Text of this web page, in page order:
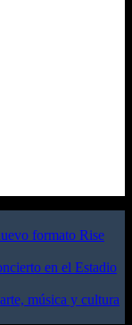
formato Rise
en el Estadio
música y cultura